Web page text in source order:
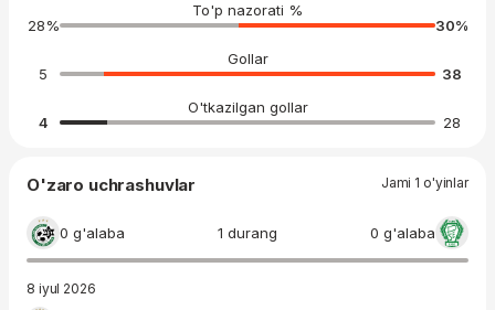
To'p nazorati %
28% 30%
Gollar
5
38
O'tkazilgan gollar
4
28
O'zaro uchrashuvlar Jami 1 o'yinlar
0 g'alaba 1 durang 0 g'alaba
8 iyul 2026